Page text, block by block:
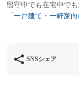
留守中でも在宅中で
「一戸建て・一軒家
SNSシェア